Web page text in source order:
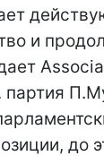
и
партия
до